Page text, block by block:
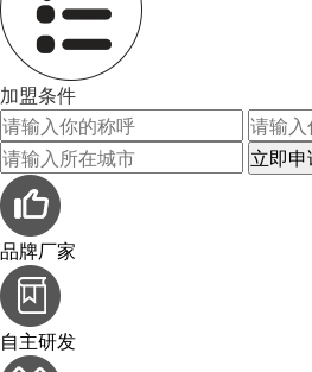
加盟条件
品牌厂家
自主研发